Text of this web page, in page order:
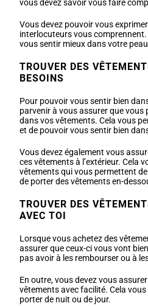
vous devez savoir vous faire
Vous devez pouvoir vous
interlocuteurs vous
vous sentir mieux dans votre
TROUVER DES
BESOINS
Pour pouvoir vous sentir bien
parvenir à vous assurer que vous
dans vos vêtements. Cela vous
et de pouvoir vous sentir bien
Vous devez également vous
ces vêtements à l’extérieur. Cela
vêtements qui vous permettent
de porter des vêtements en-
TROUVER DES
AVEC TOI
Lorsque vous achetez des
assurer que ceux-ci vous vont
pas avoir à les rembourser ou à
En outre, vous devez vous
vêtements avec facilité. Cela
porter de nuit ou de jour.